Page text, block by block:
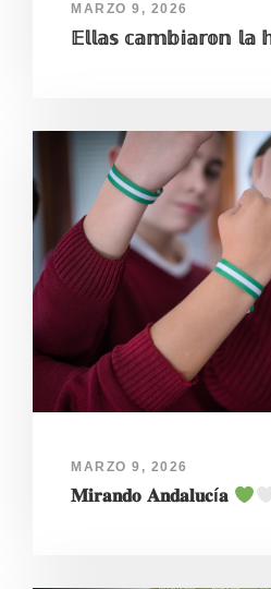
MARZO 9, 2026
𝔼𝕝𝕝𝕒𝕤 𝕔𝕒𝕞𝕓𝕚𝕒𝕣𝕠𝕟 𝕝𝕒
MARZO 9, 2026
𝐌𝐢𝐫𝐚𝐧𝐝𝐨 𝐀𝐧𝐝𝐚𝐥𝐮𝐜í𝐚